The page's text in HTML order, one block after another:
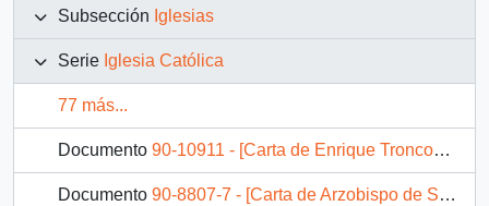
Subsección Iglesias
Serie Iglesia Católica
77 más...
Documento 90-10911 - [Carta de Enrique Troncoso Troncoso, Obispo de Iquique]
Documento 90-8807-7 - [Carta de Arzobispo de Santiago Carlos Oviedo sobre problemas en la Universidad Católica del Norte]